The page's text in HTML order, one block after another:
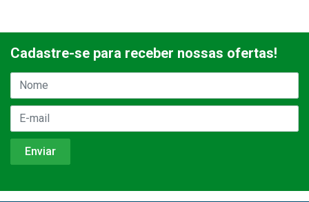
Cadastre-se para receber nossas ofertas!